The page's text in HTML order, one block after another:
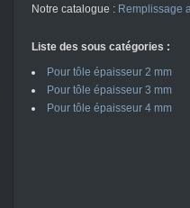
Notre catalogue : Remplissage
Liste des sous catégories :
Pour tôle épaisseur 2 mm
Pour tôle épaisseur 3 mm
Pour tôle épaisseur 4 mm